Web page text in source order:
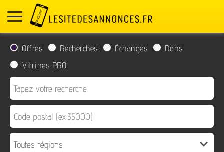
Offres Recherches Échanges
Dons
Vitrines PRO